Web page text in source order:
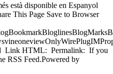
està disponible en Espanyol
This Page Save to Browser
Link HTML: Permalink: If you
RSS Feed.Powered by